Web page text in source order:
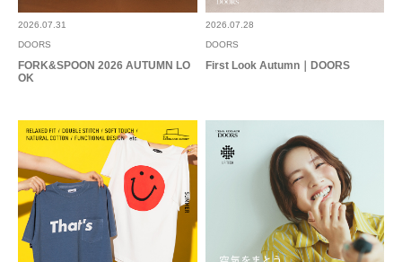
2026.07.31
DOORS
FORK&SPOON 2026 AUTUMN LO
OK
2026.07.28
DOORS
First Look Autumn｜DOORS